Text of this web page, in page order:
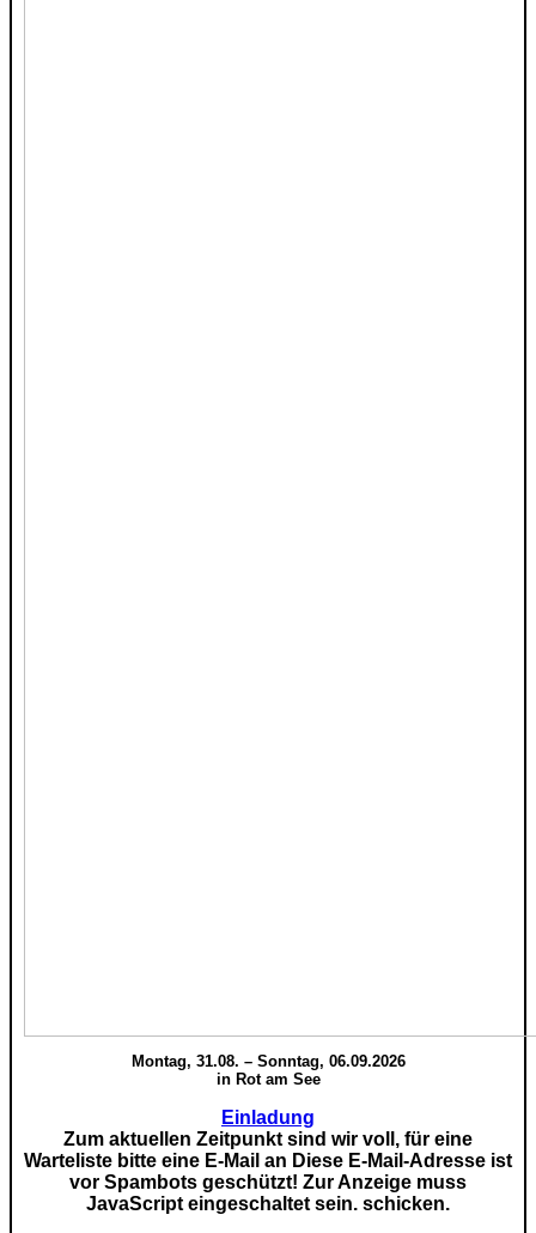
Montag, 31.08. – Sonntag, 06.09.2026
in Rot am See
Einladung
Zum aktuellen Zeitpunkt sind wir voll, für eine
Warteliste bitte eine E-Mail an Diese E-Mail-Adresse ist
vor Spambots geschützt! Zur Anzeige muss
JavaScript eingeschaltet sein. schicken.